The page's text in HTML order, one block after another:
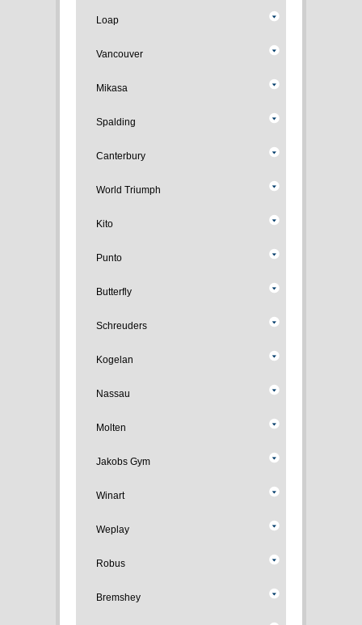
Loap
Vancouver
Mikasa
Spalding
Canterbury
World Triumph
Kito
Punto
Butterfly
Schreuders
Kogelan
Nassau
Molten
Jakobs Gym
Winart
Weplay
Robus
Bremshey